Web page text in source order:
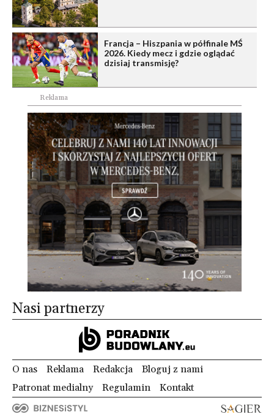
Francja – Hiszpania w półfinale MŚ
2026. Kiedy mecz i gdzie oglądać
dzisiaj transmisję?
Reklama
Nasi partnerzy
O nas Reklama Redakcja
Bloguj z nami
Patronat medialny
Regulamin Kontakt